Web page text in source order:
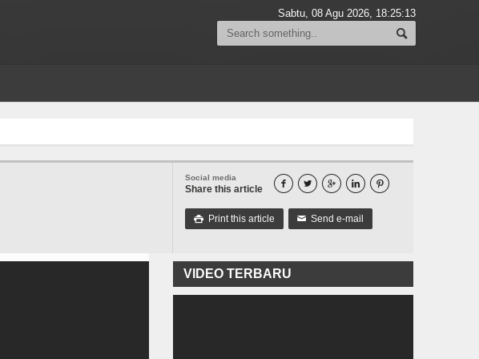
Sabtu, 08 Agu 2026, 18:25:14
Social media
Share this article     
 Print this article ✉ Send e-mail
VIDEO TERBARU